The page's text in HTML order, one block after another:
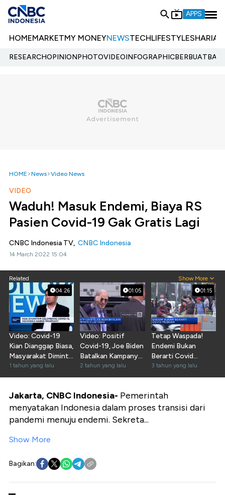
APPS
HOMEMARKETMY MONEYNEWSTECHLIFESTYLESHARIA
RESEARCHOPINIONPHOTOVIDEOINFOGRAPHIC
HOME News Video News
VIDEO
Waduh! Masuk Endemi, Biaya RS
Pasien Covid-19 Gak Gratis Lagi
CNBC Indonesia TV, CNBC Indonesia
14 March 2022 15:04
Related Show More
04:26
Video: Covid-19
Kian Dianggap Biasa,
Masyarakat Diminta
Tetap Waspada
1 tahun yang lalu
01:05
Video: Positif
Covid-19, Joe Biden
Batalkan Kampanye
di Las Vegas
2 tahun yang lalu
01:15
Tetap Waspada!
Endemi Bukan
Berarti Covid
Musnah
3 tahun yang lalu
Jakarta, CNBC Indonesia- Pemerintah
menyatakan Indonesia dalam proses transisi dari
pandemi menuju endemi. Sekreta...
Show More
Bagikan: